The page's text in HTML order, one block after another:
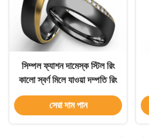
সিম্পল ফ্যাশন দামেস্ক স্টিল রিং
কালো স্বর্ণ মিলে যাওয়া দম্পতি রিং
সেরা দাম পান